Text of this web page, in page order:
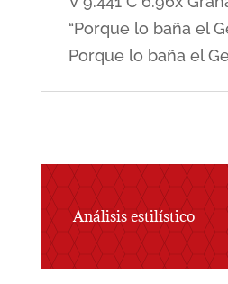
“Porque lo baña el
Porque lo baña el
Análisis estilístico